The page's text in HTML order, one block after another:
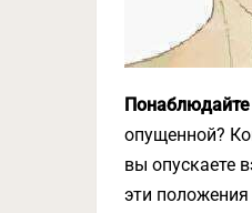
опущенной?
вы опускаете
эти